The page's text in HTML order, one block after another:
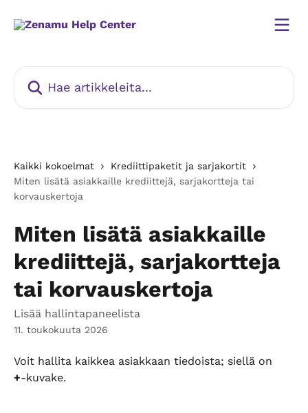
Kaikki kokoelmat
Krediittipaketit ja sarjakortit
Miten lisätä asiakkaille krediittejä, sarjakortteja tai
korvauskertoja
Miten lisätä asiakkaille
krediittejä, sarjakortteja
tai korvauskertoja
Lisää hallintapaneelista
11. toukokuuta 2026
Voit hallita kaikkea asiakkaan tiedoista; siellä on
+‑kuvake.